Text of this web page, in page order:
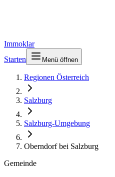
Immoklar
Starten
Menü öffnen
Regionen Österreich
Salzburg
Salzburg-Umgebung
Oberndorf bei Salzburg
Gemeinde